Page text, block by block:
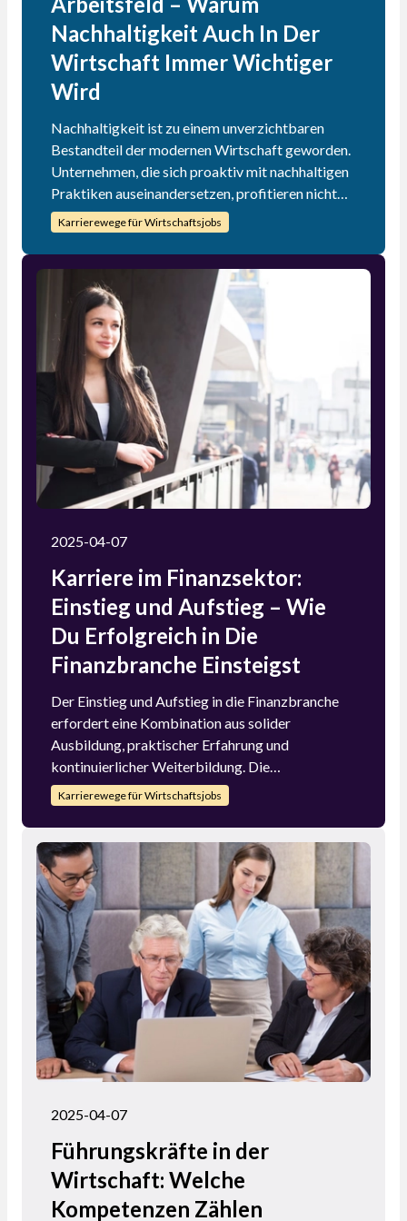
Nachhaltigkeit Auch In Der
Wirtschaft Immer Wichtiger
Wird
Nachhaltigkeit ist zu einem unverzichtbaren
Bestandteil der modernen Wirtschaft geworden.
Unternehmen, die sich proaktiv mit nachhaltigen
Praktiken auseinandersetzen, profitieren nicht
nur von ökologischen und sozialen Vorteilen,
sondern auch von wirtschaftlichen Chancen. Die
wachsende Bedeutung von Nachhaltigkeit
eröffnet neue Karrierefelder und berufliche
Möglichkeiten für Fachkräfte, die in diesem
Bereich tätig werden möchten. Durch die
Entwicklung und Umsetzung nachhaltiger
Strategien können Unternehmen langfristig
erfolgreich sein und ihren Beitrag zu einer
umweltfreundlicheren und gerechteren Welt
leisten.
Karrierewege für Wirtschaftsjobs
2025-04-07
Karriere im Finanzsektor:
Einstieg und Aufstieg – Wie
Du Erfolgreich in Die
Finanzbranche Einsteigst
Der Einstieg und Aufstieg in die Finanzbranche
erfordert eine Kombination aus solider
Ausbildung, praktischer Erfahrung und
kontinuierlicher Weiterbildung. Die
Finanzbranche bietet vielfältige Karrierewege
und Entwicklungsmöglichkeiten für engagierte
und qualifizierte Fachkräfte. Indem Du klare
berufliche Ziele setzt, Dich kontinuierlich
weiterbildest und aktiv Netzwerke aufbaust,
kannst Du eine erfolgreiche und erfüllende
Karriere im Finanzsektor gestalten.
Karrierewege für Wirtschaftsjobs
2025-04-07
Führungskräfte in der
Wirtschaft: Welche
Kompetenzen Zählen